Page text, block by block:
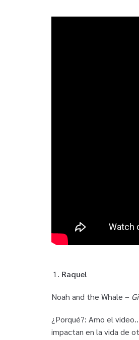
Raquel
Noah and the Whale –
¿Porqué?: Amo el
impactan en la vida de